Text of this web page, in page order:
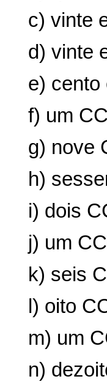
c) vinte
d) vinte
e) cento
f) um
g) nove
h)
i) dois
j) um
k) seis
l) oito
m) um
n)